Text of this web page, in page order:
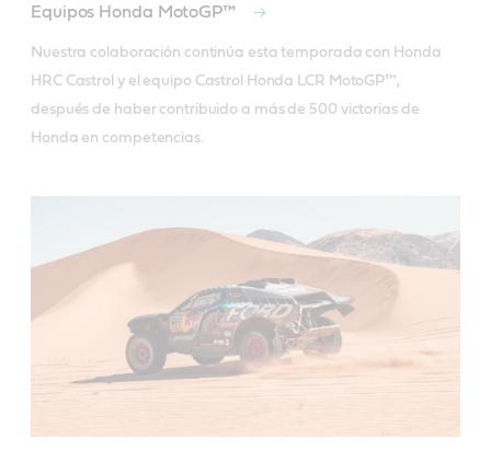
Equipos Honda MotoGP™
Nuestra colaboración continúa esta temporada con Honda
HRC Castrol y el equipo Castrol Honda LCR MotoGP™,
después de haber contribuido a más de 500 victorias de
Honda en competencias.